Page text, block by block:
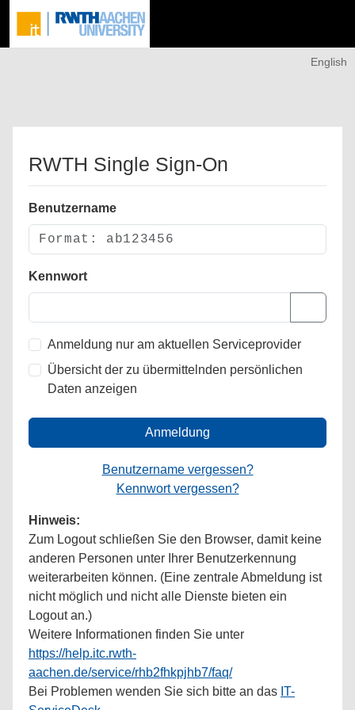
English
RWTH Single Sign-On
Benutzername
Kennwort
Anmeldung nur am aktuellen Serviceprovider
Übersicht der zu übermittelnden persönlichen
Daten anzeigen
Anmeldung
Benutzername vergessen?
Kennwort vergessen?
Hinweis:
Zum Logout schließen Sie den Browser, damit keine
anderen Personen unter Ihrer Benutzerkennung
weiterarbeiten können. (Eine zentrale Abmeldung ist
nicht möglich und nicht alle Dienste bieten ein
Logout an.)
Weitere Informationen finden Sie unter
https://help.itc.rwth-
aachen.de/service/rhb2fhkpjhb7/faq/
Bei Problemen wenden Sie sich bitte an das IT-